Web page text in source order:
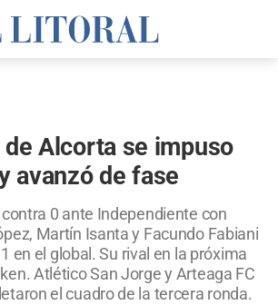
Alcorta se impuso
avanzó de fase
0 ante Independiente con
Martín Isanta y Facundo Fabiani
en el global. Su rival en la próxima
Atlético San Jorge y Arteaga FC
el cuadro de la tercera ronda.